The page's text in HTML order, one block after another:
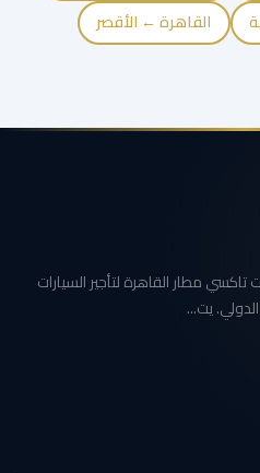
القاهرة ← الأقصر
مطار القاهرة لتأجير السيارات
يت...